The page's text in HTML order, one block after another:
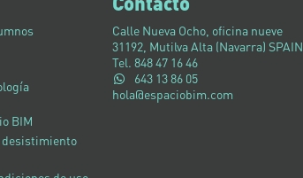
BIM
desistimiento
Calle Nueva Ocho, oficina nueve
31192, Mutilva Alta (Navarra) SPAIN
Tel. 848 47 16 46
643 13 86 05
hola@espaciobim.com